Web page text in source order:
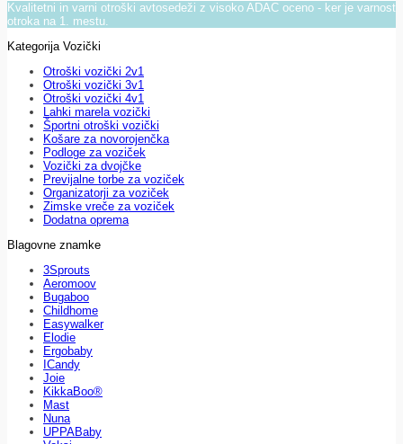
Kvalitetni in varni otroški avtosedeži z visoko ADAC oceno - ker je varnost
otroka na 1. mestu.
Kategorija Vozički
Otroški vozički 2v1
Otroški vozički 3v1
Otroški vozički 4v1
Lahki marela vozički
Športni otroški vozički
Košare za novorojenčka
Podloge za voziček
Vozički za dvojčke
Previjalne torbe za voziček
Organizatorji za voziček
Zimske vreče za voziček
Dodatna oprema
Blagovne znamke
3Sprouts
Aeromoov
Bugaboo
Childhome
Easywalker
Elodie
Ergobaby
ICandy
Joie
KikkaBoo®
Mast
Nuna
UPPABaby